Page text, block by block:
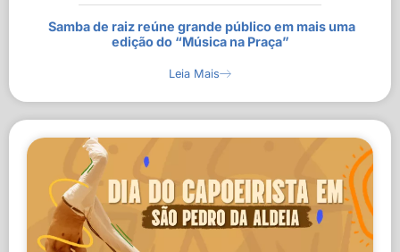
Samba de raiz reúne grande público em mais uma
edição do “Música na Praça”
Leia Mais